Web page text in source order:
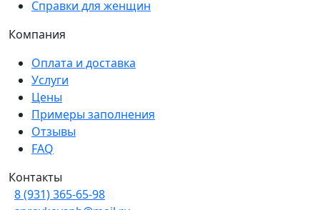
Справки для женщин
Компания
Оплата и доставка
Услуги
Цены
Примеры заполнения
Отзывы
FAQ
Контакты
8 (931) 365-65-98